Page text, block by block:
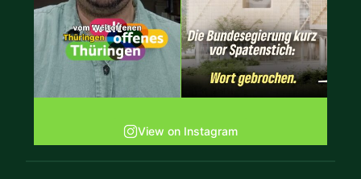
View on Instagram